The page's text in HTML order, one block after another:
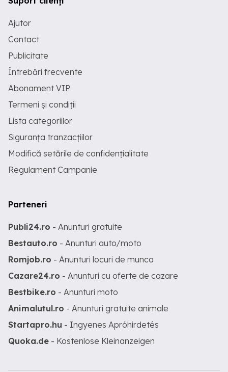
Ajutor
Contact
Publicitate
Întrebări frecvente
Abonament VIP
Termeni și condiții
Lista categoriilor
Siguranța tranzacțiilor
Modifică setările de confidențialitate
Regulament Campanie
Parteneri
Publi24.ro - Anunturi gratuite
Bestauto.ro - Anunturi auto/moto
Romjob.ro - Anunturi locuri de munca
Cazare24.ro - Anunturi cu oferte de cazare
Bestbike.ro - Anunturi moto
Animalutul.ro - Anunturi gratuite animale
Startapro.hu - Ingyenes Apróhirdetés
Quoka.de - Kostenlose Kleinanzeigen